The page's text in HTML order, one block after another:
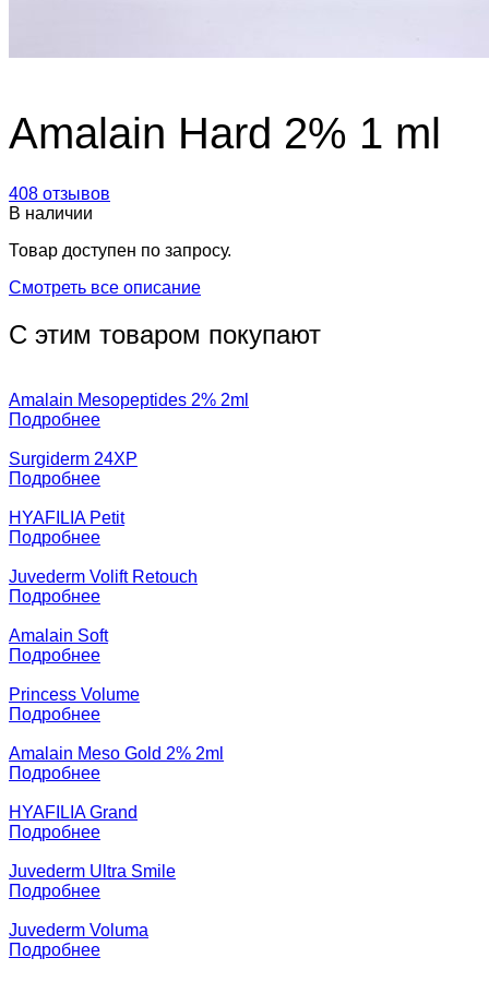
Amalain Hard 2% 1 ml
408 отзывов
В наличии
Товар доступен по запросу.
Смотреть все описание
С этим товаром покупают
Amalain Mesopeptides 2% 2ml
Подробнее
Surgiderm 24XP
Подробнее
HYAFILIA Petit
Подробнее
Juvederm Volift Retouch
Подробнее
Amalain Soft
Подробнее
Princess Volume
Подробнее
Amalain Meso Gold 2% 2ml
Подробнее
HYAFILIA Grand
Подробнее
Juvederm Ultra Smile
Подробнее
Juvederm Voluma
Подробнее